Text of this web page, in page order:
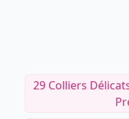
29 Colliers